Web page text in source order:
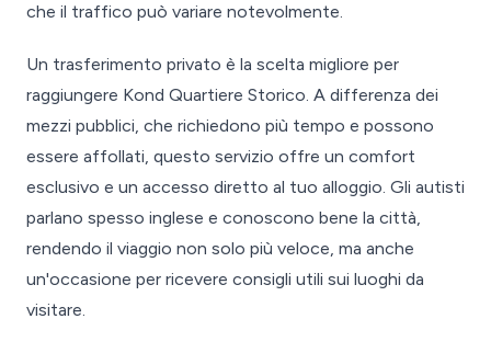
che il traffico può variare notevolmente.
Un trasferimento privato è la scelta migliore per
raggiungere Kond Quartiere Storico. A differenza dei
mezzi pubblici, che richiedono più tempo e possono
essere affollati, questo servizio offre un comfort
esclusivo e un accesso diretto al tuo alloggio. Gli autisti
parlano spesso inglese e conoscono bene la città,
rendendo il viaggio non solo più veloce, ma anche
un'occasione per ricevere consigli utili sui luoghi da
visitare.